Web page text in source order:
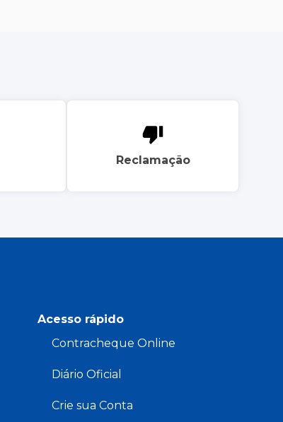
Reclamação
Acesso rápido
Contracheque Online
Diário Oficial
Crie sua Conta